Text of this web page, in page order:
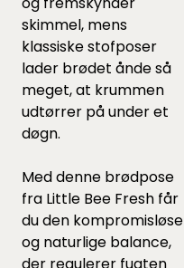
skimmel, mens
klassiske stofposer
lader brødet ånde så
meget, at krummen
udtørrer på under et
døgn.
Med denne brødpose
fra Little Bee Fresh får
du den kompromisløse
og naturlige balance,